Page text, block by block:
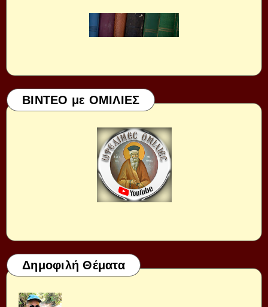
ΒΙΝΤΕΟ με ΟΜΙΛΙΕΣ
Δημοφιλή Θέματα